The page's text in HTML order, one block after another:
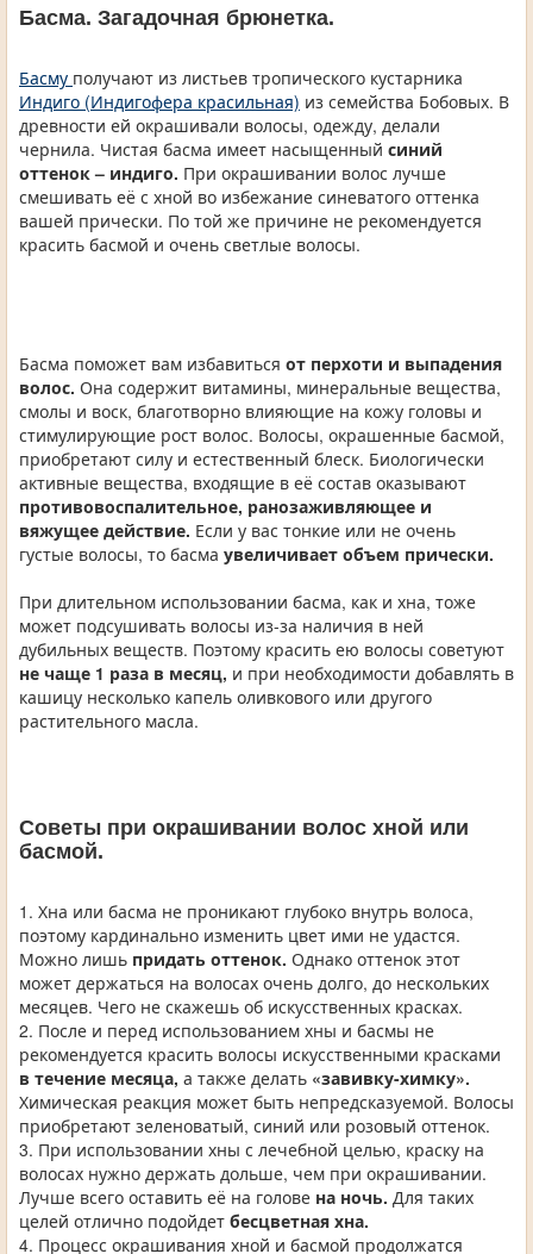
Басма. Загадочная брюнетка.
Басму получают из листьев тропического кустарника
Индиго (Индигофера красильная) из семейства Бобовых. В
древности ей окрашивали волосы, одежду, делали
чернила. Чистая басма имеет насыщенный синий
оттенок – индиго. При окрашивании волос лучше
смешивать её с хной во избежание синеватого оттенка
вашей прически. По той же причине не рекомендуется
красить басмой и очень светлые волосы.
Басма поможет вам избавиться от перхоти и выпадения
волос. Она содержит витамины, минеральные вещества,
смолы и воск, благотворно влияющие на кожу головы и
стимулирующие рост волос. Волосы, окрашенные басмой,
приобретают силу и естественный блеск. Биологически
активные вещества, входящие в её состав оказывают
противовоспалительное, ранозаживляющее и
вяжущее действие. Если у вас тонкие или не очень
густые волосы, то басма увеличивает объем прически.
При длительном использовании басма, как и хна, тоже
может подсушивать волосы из-за наличия в ней
дубильных веществ. Поэтому красить ею волосы советуют
не чаще 1 раза в месяц, и при необходимости добавлять в
кашицу несколько капель оливкового или другого
растительного масла.
Советы при окрашивании волос хной или
басмой.
1. Хна или басма не проникают глубоко внутрь волоса,
поэтому кардинально изменить цвет ими не удастся.
Можно лишь придать оттенок. Однако оттенок этот
может держаться на волосах очень долго, до нескольких
месяцев. Чего не скажешь об искусственных красках.
2. После и перед использованием хны и басмы не
рекомендуется красить волосы искусственными красками
в течение месяца, а также делать «завивку-химку».
Химическая реакция может быть непредсказуемой. Волосы
приобретают зеленоватый, синий или розовый оттенок.
3. При использовании хны с лечебной целью, краску на
волосах нужно держать дольше, чем при окрашивании.
Лучше всего оставить её на голове на ночь. Для таких
целей отлично подойдет бесцветная хна.
4. Процесс окрашивания хной и басмой продолжатся